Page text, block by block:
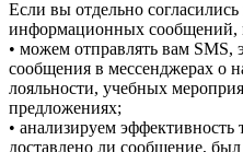
Если вы отдельно
информационных
• можем отправлять вам SMS,
сообщения в мессенджерах о
лояльности, учебных
предложениях;
• анализируем
доставлено ли сообщение,